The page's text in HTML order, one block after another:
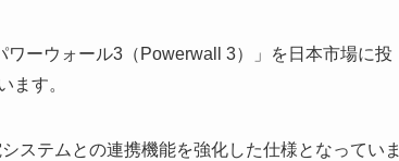
ーウォール3（Powerwall 3）」を日本市場に投
ます。
ステムとの連携機能を強化した仕様となっていま